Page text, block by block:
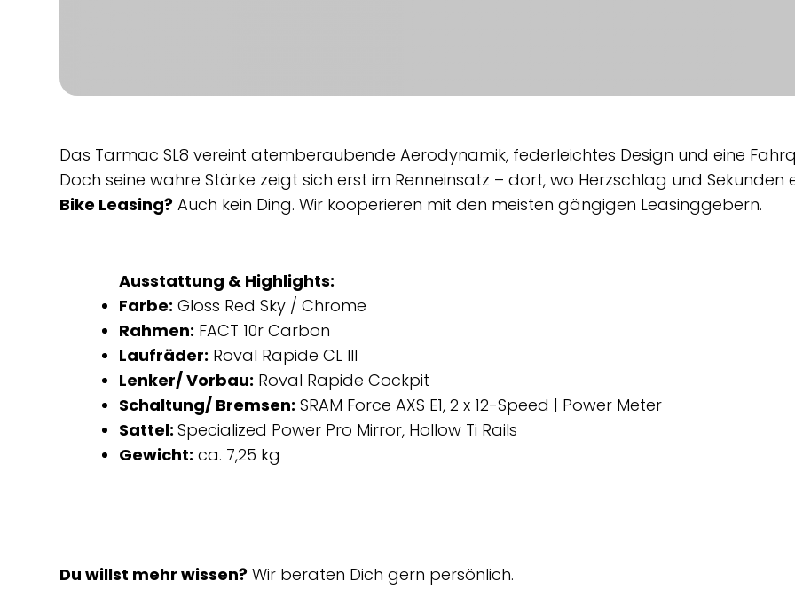
Das Tarmac SL8 vereint atemberaubende Aerodynamik, federleichtes Design und eine
Doch seine wahre Stärke zeigt sich erst im Renneinsatz – dort, wo Herzschlag und Sekunden
Bike Leasing? Auch kein Ding. Wir kooperieren mit den meisten gängigen Leasinggebern.
Ausstattung & Highlights:
Farbe: Gloss Red Sky / Chrome
Rahmen: FACT 10r Carbon
Laufräder: Roval Rapide CL III
Lenker/ Vorbau: Roval Rapide Cockpit
Schaltung/ Bremsen: SRAM Force AXS E1, 2 x 12-Speed | Power Meter
Sattel:Specialized Power Pro Mirror, Hollow Ti Rails
Gewicht: ca. 7,25 kg
Du willst mehr wissen? Wir beraten Dich gern persönlich.